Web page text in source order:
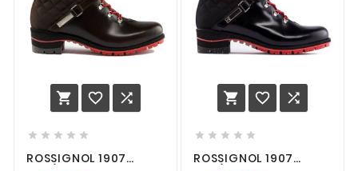
  
    
ROSSIGNOL 1907
  
    
ROSSIGNOL 1907